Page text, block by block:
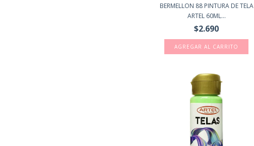
BERMELLON 88 PINTURA DE TELA
ARTEL 60ML...
$2.690